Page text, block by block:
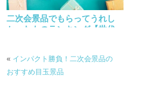
二次会景品でもらってうれし
かったものランキング【世代
« インパクト勝負！二次会景品の
おすすめ目玉景品